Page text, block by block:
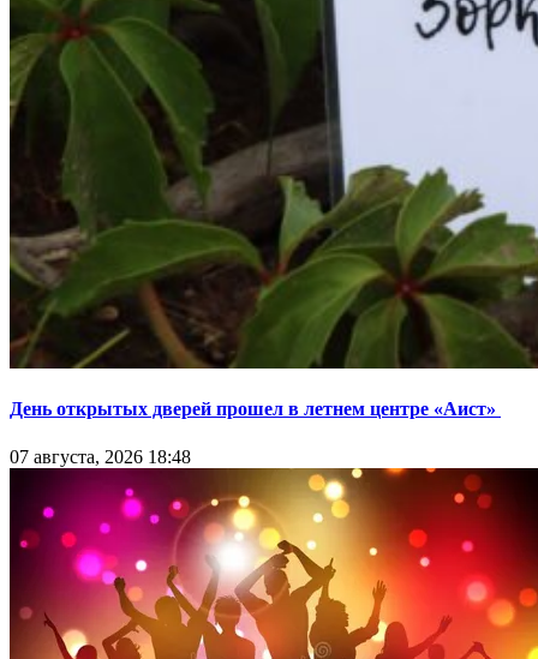
День открытых дверей прошел в летнем центре «Аист»
07 августа, 2026 18:48